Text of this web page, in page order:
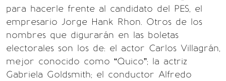
para hacerle frente al candidato del PES, el
empresario Jorge Hank Rhon. Otros de los
nombres que digurarán en las boletas
electorales son los de: el actor Carlos Villagrán,
mejor conocido como “Quico”; la actriz
Gabriela Goldsmith; el conductor Alfredo